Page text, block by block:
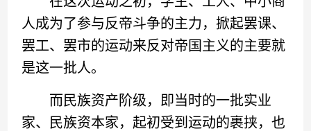
人成为了参与反帝斗争的主力，掀起罢课、
罢工、罢市的运动来反对帝国主义的主要就
是这一批人。
而民族资产阶级，即当时的一批实业
家、民族资本家，起初受到运动的裹挟，也